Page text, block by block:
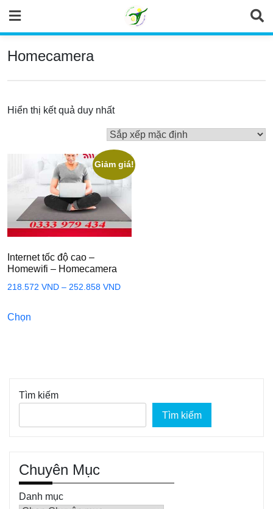
content
Homecamera
Hiển thị kết quả duy nhất
Giảm giá!
Internet tốc độ cao –
Homewifi – Homecamera
218.572 VND – 252.858 VNDKhoảng
Chọn
thể.
có
thể
được
Tìm kiếm
Tìm kiếm
Chuyên Mục
Danh mục